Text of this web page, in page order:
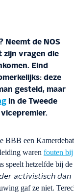
Neemt de NOS
zijn vragen die
Eind
deze
gesteld, maar
in de Tweede
BBB een Kamerdebat
waren fouten bij
speelt hetzelfde bij de
activistisch dan
gaf ze niet.